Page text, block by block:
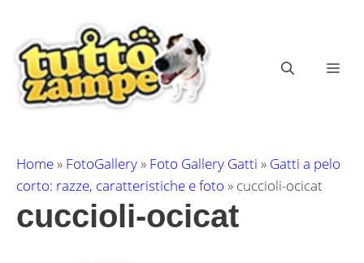
contenuto
Home» FotoGallery» Foto Gallery Gatti » Gatti a pelo
corto: razze, caratteristiche e foto » cuccioli-ocicat
cuccioli-ocicat